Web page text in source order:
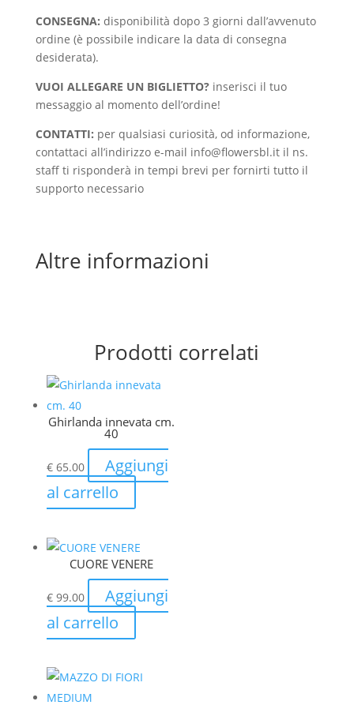
CONSEGNA: disponibilità dopo 3 giorni dall’avvenuto
ordine (è possibile indicare la data di consegna
desiderata).
VUOI ALLEGARE UN BIGLIETTO? inserisci il tuo
messaggio al momento dell’ordine!
CONTATTI: per qualsiasi curiosità, od informazione,
contattaci all’indirizzo e-mail info@flowersbl.it il ns.
staff ti risponderà in tempi brevi per fornirti tutto il
supporto necessario
Altre informazioni
Prodotti correlati
Ghirlanda innevata cm.
40
€65.00
Aggiungi
al carrello
CUORE VENERE
€99.00
Aggiungi
al carrello